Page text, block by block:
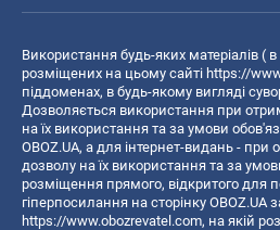
Використання будь-яких матеріалів (
розміщених на цьому сайті https://
піддоменах, в будь-якому вигляді
Дозволяється використання при
на їх використання та за умови
OBOZ.UA, а для інтернет-видань - при
дозволу на їх використання та за
розміщення прямого, відкритого для
гіперпосилання на сторінку OBOZ.UA
https://www.obozrevatel.com, на якій